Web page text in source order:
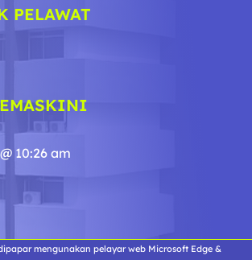
PELAWAT
10:26 am
mengunakan pelayar web Microsoft Edge &